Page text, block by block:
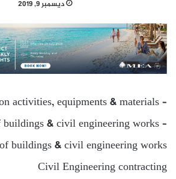
ديسمبر 9, 2019
activities, equipments & materials –
& civil engineering works –
buildings & civil engineering works
Civil Engineering contracting